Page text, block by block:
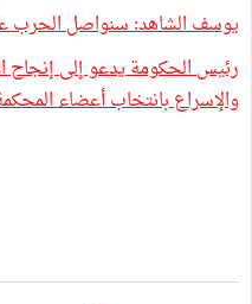
يوسف الشاهد: سنواصل الحرب
رئيس الحكومة يدعو إلى إنجاح
والإسراع بانتخاب أعضاء